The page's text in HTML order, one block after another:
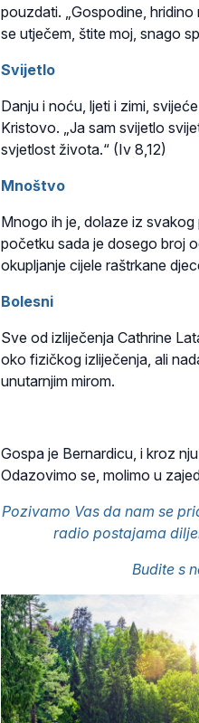
pouzdati. „Gospodine,
se utječem, štite moj, snago
Svijetlo
Danju i noću, ljeti i zimi,
Kristovo. „Ja sam svijetlo
svjetlost života.“ (Iv 8,12)
Mnoštvo
Mnogo ih je, dolaze iz
početku sada je dosego broj
okupljanje cijele raštrkane
Bolesni
Sve od izliječenja Cathrine
oko fizičkog izliječenja, ali
unutarnjim mirom.
Gospa je Bernardicu, i kroz
Odazovimo se, molimo u
Pozivamo Vas da nam se
radio postajama
Budite s